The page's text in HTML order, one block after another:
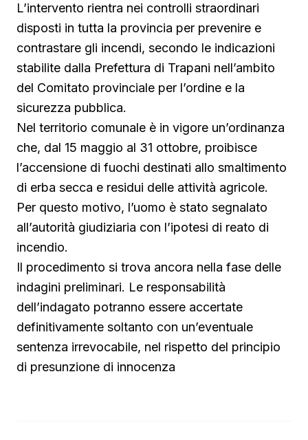
L’intervento rientra nei controlli straordinari
disposti in tutta la provincia per prevenire e
contrastare gli incendi, secondo le indicazioni
stabilite dalla Prefettura di Trapani nell’ambito
del Comitato provinciale per l’ordine e la
sicurezza pubblica.
Nel territorio comunale è in vigore un’ordinanza
che, dal 15 maggio al 31 ottobre, proibisce
l’accensione di fuochi destinati allo smaltimento
di erba secca e residui delle attività agricole.
Per questo motivo, l’uomo è stato segnalato
all’autorità giudiziaria con l’ipotesi di reato di
incendio.
Il procedimento si trova ancora nella fase delle
indagini preliminari. Le responsabilità
dell’indagato potranno essere accertate
definitivamente soltanto con un’eventuale
sentenza irrevocabile, nel rispetto del principio
di presunzione di innocenza